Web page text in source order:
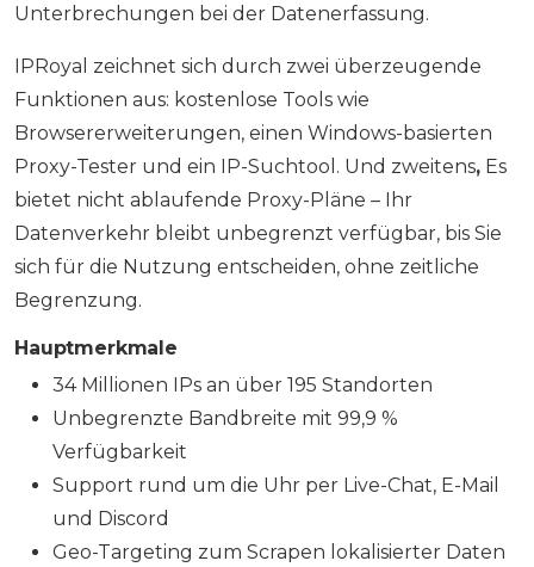
Unterbrechungen bei der Datenerfassung.
IPRoyal zeichnet sich durch zwei überzeugende
Funktionen aus: kostenlose Tools wie
Browsererweiterungen, einen Windows-basierten
Proxy-Tester und ein IP-Suchtool. Und zweitens, Es
bietet nicht ablaufende Proxy-Pläne – Ihr
Datenverkehr bleibt unbegrenzt verfügbar, bis Sie
sich für die Nutzung entscheiden, ohne zeitliche
Begrenzung.
Hauptmerkmale
34 Millionen IPs an über 195 Standorten
Unbegrenzte Bandbreite mit 99,9 %
Verfügbarkeit
Support rund um die Uhr per Live-Chat, E-Mail
und Discord
Geo-Targeting zum Scrapen lokalisierter Daten